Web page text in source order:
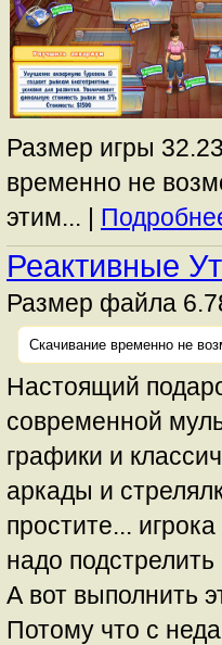
Размер игры
временно не
этим... |
Реактивные
Размер файла
Скачивание временно не
Настоящий
современной
графики и
аркады и
простите...
надо
А вот выполнить
Потому что с